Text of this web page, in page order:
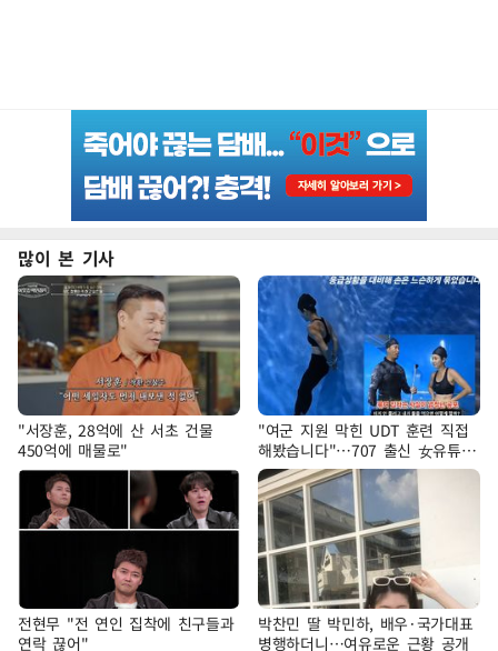
많이 본 기사
"서장훈, 28억에 산 서초 건물
450억에 매물로"
"여군 지원 막힌 UDT 훈련 직접
해봤습니다"…707 출신 女유튜버
'완벽 소화'
전현무 "전 연인 집착에 친구들과
연락 끊어"
박찬민 딸 박민하, 배우·국가대표
병행하더니…여유로운 근황 공개